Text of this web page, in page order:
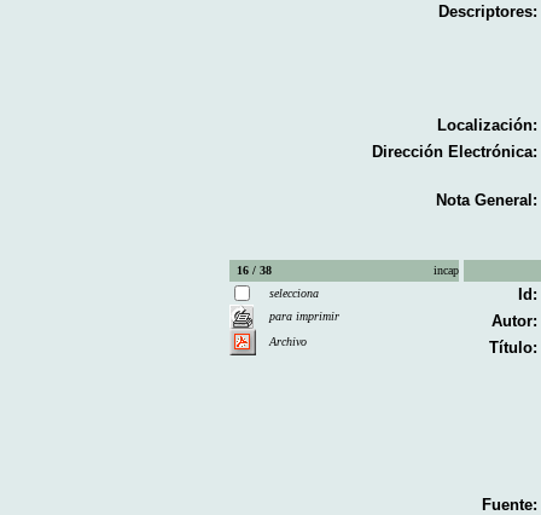
Descriptores:
Localización:
Dirección Electrónica:
Nota General:
16 / 38
incap
selecciona
para imprimir
Archivo
Id:
Autor:
Título:
Fuente: